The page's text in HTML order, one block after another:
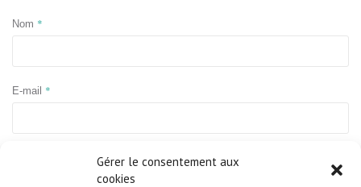
Gérer le consentement aux
cookies
Nom *
E-mail *